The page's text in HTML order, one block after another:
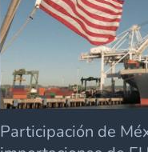
Participación de